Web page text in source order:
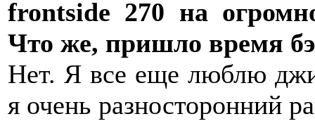
frontside 270 на
Что же, пришло время
Нет. Я все еще люблю
я очень разносторонний